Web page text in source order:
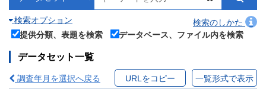
検索オプション
検索のしかた
提供分類、表題を検索
データベース、ファイル内を検索
データセット一覧
調査年月を選択へ戻る URLをコピー 一覧形式で表示